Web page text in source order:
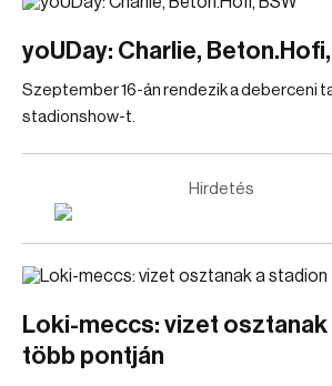
yoUDay: Charlie,
Szeptember 16-án rendezik a deberceni
stadionshow-t.
Hirdetés
Loki-meccs: vizet osztanak
több pontján